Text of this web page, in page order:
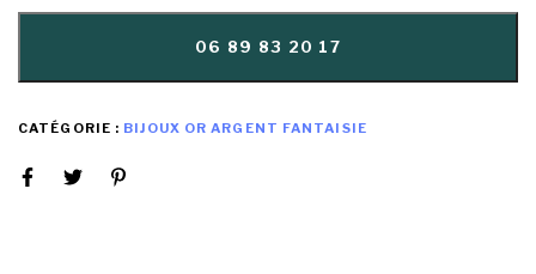
06 89 83 20 17
CATÉGORIE : BIJOUX OR ARGENT FANTAISIE